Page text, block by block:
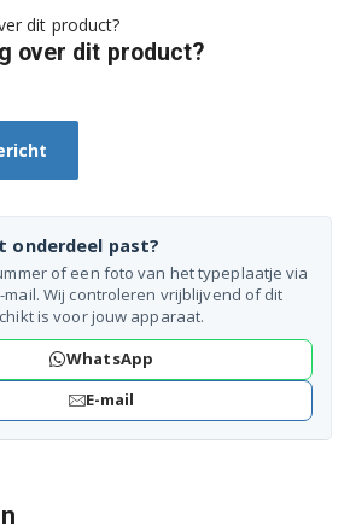
over dit product?
onderdeel past?
of een foto van het typeplaatje via
Wij controleren vrijblijvend of dit
is voor jouw apparaat.
WhatsApp
E-mail